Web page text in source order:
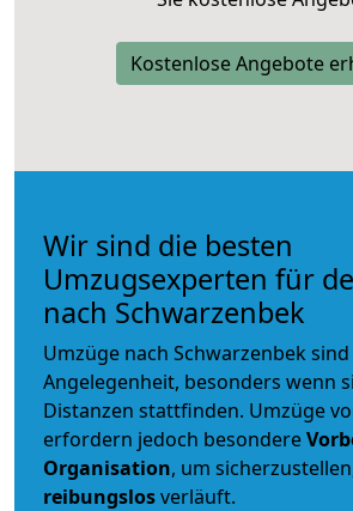
Kostenlose Angebote
Wir sind die besten
Umzugsexperten für
nach Schwarzenbek
Umzüge nach Schwarzenbek
Angelegenheit, besonders wenn
Distanzen stattfinden. Umzüge
erfordern jedoch besondere
Organisation, um
reibungslosverläuft.